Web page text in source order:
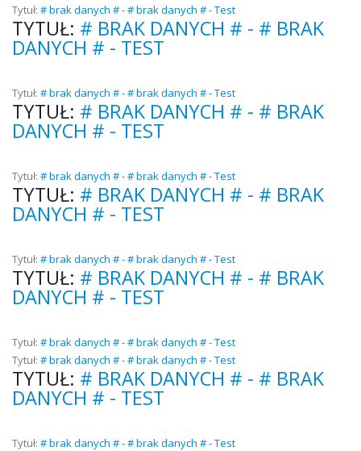
Tytuł: # brak danych # - # brak danych # - Test
TYTUŁ: # BRAK DANYCH # - # BRAK
DANYCH # - TEST
Tytuł: # brak danych # - # brak danych # - Test
TYTUŁ: # BRAK DANYCH # - # BRAK
DANYCH # - TEST
Tytuł: # brak danych # - # brak danych # - Test
TYTUŁ: # BRAK DANYCH # - # BRAK
DANYCH # - TEST
Tytuł: # brak danych # - # brak danych # - Test
TYTUŁ: # BRAK DANYCH # - # BRAK
DANYCH # - TEST
Tytuł: # brak danych # - # brak danych # - Test
Tytuł: # brak danych # - # brak danych # - Test
TYTUŁ: # BRAK DANYCH # - # BRAK
DANYCH # - TEST
Tytuł: # brak danych # - # brak danych # - Test